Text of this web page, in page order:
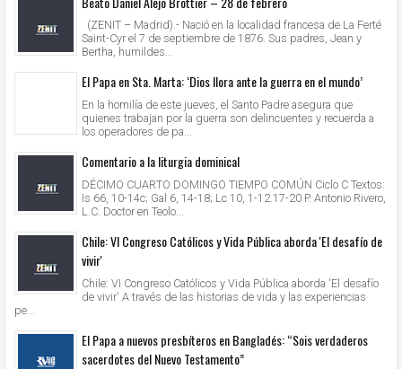
(ZENIT – Madrid).- Nació en la localidad francesa de La Ferté
Saint-Cyr el 7 de septiembre de 1876. Sus padres, Jean y
Bertha, humildes...
El Papa en Sta. Marta: ‘Dios llora ante la guerra en el mundo’
En la homilía de este jueves, el Santo Padre asegura que
quienes trabajan por la guerra son delincuentes y recuerda a
los operadores de pa...
Comentario a la liturgia dominical
DÉCIMO CUARTO DOMINGO TIEMPO COMÚN Ciclo C Textos:
Is 66, 10-14c; Gal 6, 14-18; Lc 10, 1-12.17-20 P. Antonio Rivero,
L.C. Doctor en Teolo...
Chile: VI Congreso Católicos y Vida Pública aborda 'El desafío de
vivir'
Chile: VI Congreso Católicos y Vida Pública aborda 'El desafío
de vivir' A través de las historias de vida y las experiencias
pe...
El Papa a nuevos presbíteros en Bangladés: “Sois verdaderos
sacerdotes del Nuevo Testamento”